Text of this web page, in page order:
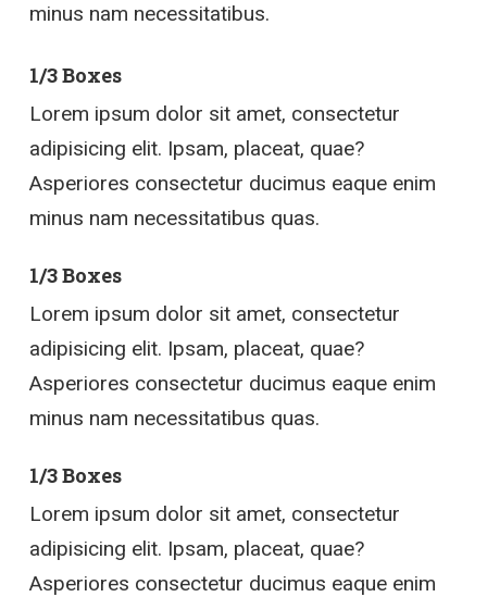
minus nam necessitatibus.
1/3 Boxes
Lorem ipsum dolor sit amet, consectetur
adipisicing elit. Ipsam, placeat, quae?
Asperiores consectetur ducimus eaque enim
minus nam necessitatibus quas.
1/3 Boxes
Lorem ipsum dolor sit amet, consectetur
adipisicing elit. Ipsam, placeat, quae?
Asperiores consectetur ducimus eaque enim
minus nam necessitatibus quas.
1/3 Boxes
Lorem ipsum dolor sit amet, consectetur
adipisicing elit. Ipsam, placeat, quae?
Asperiores consectetur ducimus eaque enim